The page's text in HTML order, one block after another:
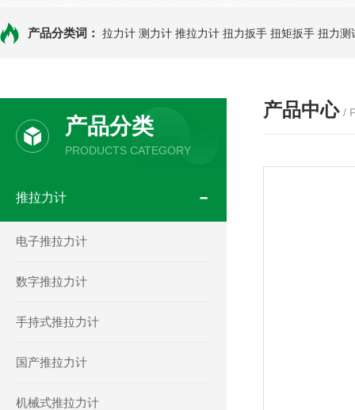
产品分类词： 拉力计 测力计 推拉力计 扭力扳手 扭矩扳手 扭力测
产品分类
PRODUCTS CATEGORY
推拉力计
电子推拉力计
数字推拉力计
手持式推拉力计
国产推拉力计
机械式推拉力计
产品中心 /